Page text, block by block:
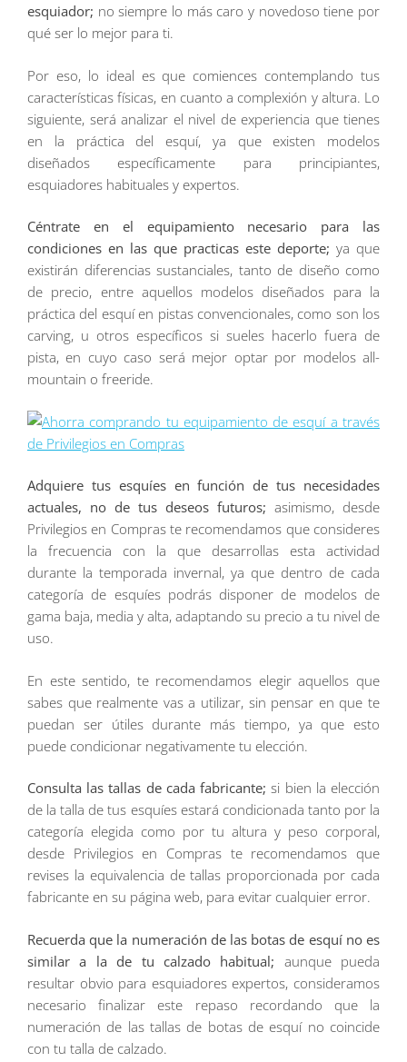
esquiador; no siempre lo más caro y novedoso tiene por
qué ser lo mejor para ti.
Por eso, lo ideal es que comiences contemplando tus
características físicas, en cuanto a complexión y altura. Lo
siguiente, será analizar el nivel de experiencia que tienes
en la práctica del esquí, ya que existen modelos
diseñados específicamente para principiantes,
esquiadores habituales y expertos.
Céntrate en el equipamiento necesario para las
condiciones en las que practicas este deporte; ya que
existirán diferencias sustanciales, tanto de diseño como
de precio, entre aquellos modelos diseñados para la
práctica del esquí en pistas convencionales, como son los
carving, u otros específicos si sueles hacerlo fuera de
pista, en cuyo caso será mejor optar por modelos all-
mountain o freeride.
Adquiere tus esquíes en función de tus necesidades
actuales, no de tus deseos futuros; asimismo, desde
Privilegios en Compras te recomendamos que consideres
la frecuencia con la que desarrollas esta actividad
durante la temporada invernal, ya que dentro de cada
categoría de esquíes podrás disponer de modelos de
gama baja, media y alta, adaptando su precio a tu nivel de
uso.
En este sentido, te recomendamos elegir aquellos que
sabes que realmente vas a utilizar, sin pensar en que te
puedan ser útiles durante más tiempo, ya que esto
puede condicionar negativamente tu elección.
Consulta las tallas de cada fabricante; si bien la elección
de la talla de tus esquíes estará condicionada tanto por la
categoría elegida como por tu altura y peso corporal,
desde Privilegios en Compras te recomendamos que
revises la equivalencia de tallas proporcionada por cada
fabricante en su página web, para evitar cualquier error.
Recuerda que la numeración de las botas de esquí no es
similar a la de tu calzado habitual; aunque pueda
resultar obvio para esquiadores expertos, consideramos
necesario finalizar este repaso recordando que la
numeración de las tallas de botas de esquí no coincide
con tu talla de calzado.